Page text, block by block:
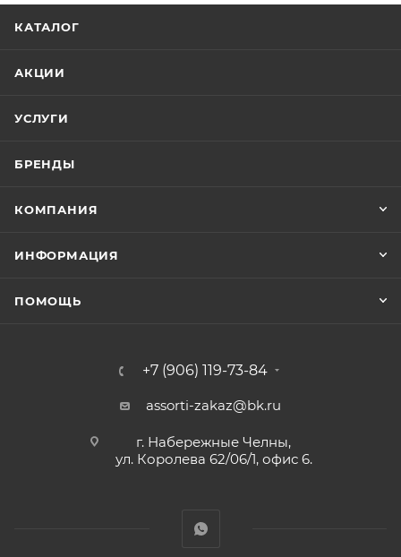
КАТАЛОГ
АКЦИИ
УСЛУГИ
БРЕНДЫ
КОМПАНИЯ
ИНФОРМАЦИЯ
ПОМОЩЬ
+7 (906) 119-73-84
assorti-zakaz@bk.ru
г. Набережные Челны,
ул. Королева 62/06/1, офис 6.